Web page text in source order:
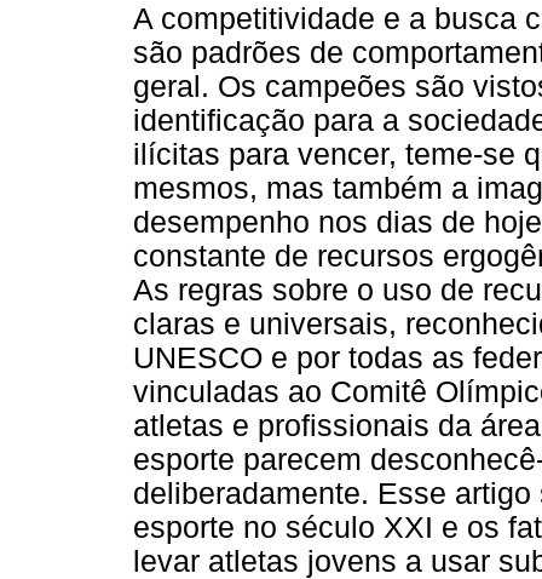
A competitividade e a busca
são padrões de
geral. Os campeões são
identificação para a
ilícitas para vencer, teme-se
mesmos, mas também a
desempenho nos dias de
constante de recursos
As regras sobre o uso de
claras e universais,
UNESCO e por todas as
vinculadas ao Comitê
atletas e profissionais da
esporte parecem
deliberadamente. Esse
esporte no século XXI e os
levar atletas jovens a usar